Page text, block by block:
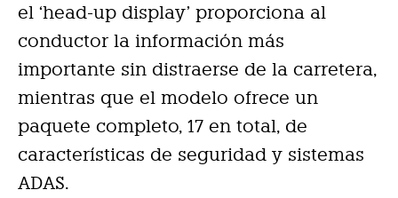
el ‘head-up display’ proporciona al
conductor la información más
importante sin distraerse de la carretera,
mientras que el modelo ofrece un
paquete completo, 17 en total, de
características de seguridad y sistemas
ADAS.